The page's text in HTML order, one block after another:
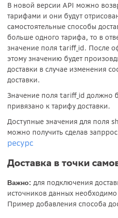
В новой версии API можно
тарифами и они будут
самостоятельные способы
больше одного тарифа, то в
значение поля tariff_id. После
этому значению будет
доставки в случае изменения
доставки.
Значение поля tariff_id должно
привязано к тарифу доставки.
Доступные значения для поля
можно получить сделав
ресурс
Доставка в точки
Важно: для подключения
источников данных необходимо
Пример добавления способа